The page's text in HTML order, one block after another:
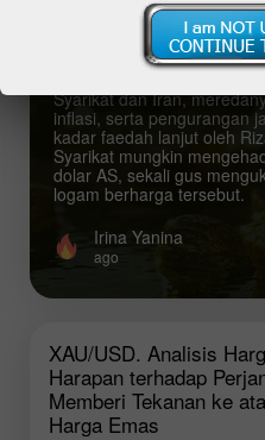
Iran Memberi
Menyokong Harga
Syarikat dan Iran,
inflasi, serta pengurangan
kadar faedah lanjut oleh
Syarikat mungkin
dolar AS, sekali gus
logam berharga tersebut.
Irina Yanina
ago
XAU/USD. Analisis
Harapan terhadap
Memberi Tekanan ke
Harga Emas